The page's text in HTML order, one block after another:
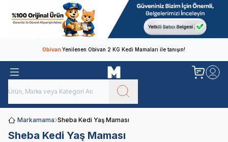
ObivanYenilenen Obivan 2 KG Kedi Mamaları ile tanışın!
Markamama Sheba Kedi Yaş Maması
Sheba Kedi Yaş Maması